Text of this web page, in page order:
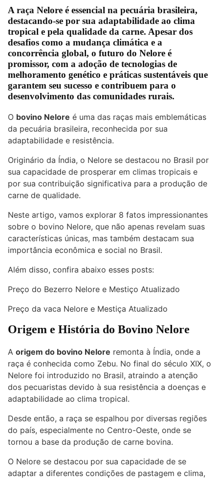
A raça Nelore é essencial na pecuária brasileira,
destacando-se por sua adaptabilidade ao clima
tropical e pela qualidade da carne. Apesar dos
desafios como a mudança climática e a
concorrência global, o futuro do Nelore é
promissor, com a adoção de tecnologias de
melhoramento genético e práticas sustentáveis que
garantem seu sucesso e contribuem para o
desenvolvimento das comunidades rurais.
O bovino Nelore é uma das raças mais emblemáticas
da pecuária brasileira, reconhecida por sua
adaptabilidade e resistência.
Originário da Índia, o Nelore se destacou no Brasil por
sua capacidade de prosperar em climas tropicais e
por sua contribuição significativa para a produção de
carne de qualidade.
Neste artigo, vamos explorar 8 fatos impressionantes
sobre o bovino Nelore, que não apenas revelam suas
características únicas, mas também destacam sua
importância econômica e social no Brasil.
Além disso, confira abaixo esses posts:
Preço do Bezerro Nelore e Mestiço Atualizado
Preço da vaca Nelore e Mestiça Atualizado
Origem e História do Bovino Nelore
A origem do bovino Nelore remonta à Índia, onde a
raça é conhecida como Zebu. No final do século XIX, o
Nelore foi introduzido no Brasil, atraindo a atenção
dos pecuaristas devido à sua resistência a doenças e
adaptabilidade ao clima tropical.
Desde então, a raça se espalhou por diversas regiões
do país, especialmente no Centro-Oeste, onde se
tornou a base da produção de carne bovina.
O Nelore se destacou por sua capacidade de se
adaptar a diferentes condições de pastagem e clima,